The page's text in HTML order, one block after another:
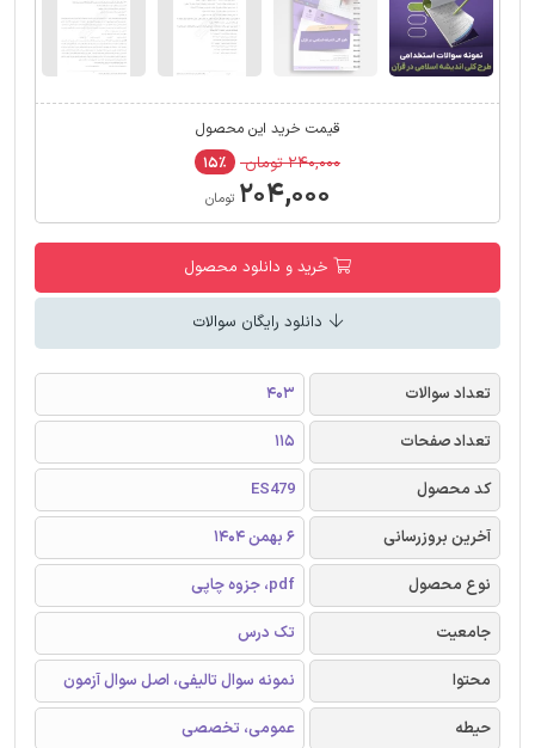
قیمت خرید این محصول
۲۴۰,۰۰۰ تومان ۱۵٪
۲۰۴,۰۰۰ تومان
خرید و دانلود محصول
دانلود رایگان سوالات
تعداد سوالات
403
تعداد صفحات
115
کد محصول
ES479
آخرین بروزرسانی
6 بهمن 1404
نوع محصول
pdf، جزوه چاپی
جامعیت
تک درس
محتوا
نمونه سوال تالیفی، اصل سوال آزمون
حیطه
عمومی، تخصصی